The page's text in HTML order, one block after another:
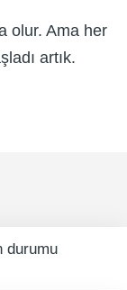
olur. Ama her
artık.
durumu